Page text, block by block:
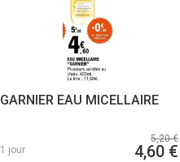
GARNIER EAU MICELLAIRE
1 jour
5,20 €
4,60 €